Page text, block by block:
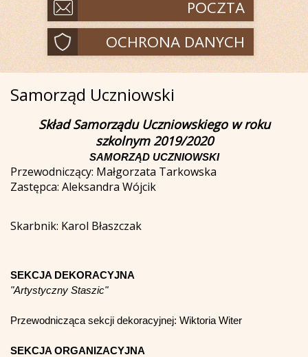
Samorząd Uczniowski
Skład Samorządu Uczniowskiego w roku
szkolnym 2019/2020
SAMORZĄD UCZNIOWSKI
Przewodniczący: Małgorzata Tarkowska
Zastępca: Aleksandra Wójcik
Skarbnik: Karol Błaszczak
SEKCJA DEKORACYJNA
"Artystyczny Staszic"
Przewodnicząca sekcji dekoracyjnej: Wiktoria Witer
SEKCJA ORGANIZACYJNA